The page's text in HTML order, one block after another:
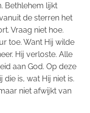
Bethlehem lijkt
de sterren het
Vraag niet hoe.
toe. Want Hij wilde
Hij verloste. Alle
aan God. Op deze
is, wat Hij niet is.
niet afwijkt van